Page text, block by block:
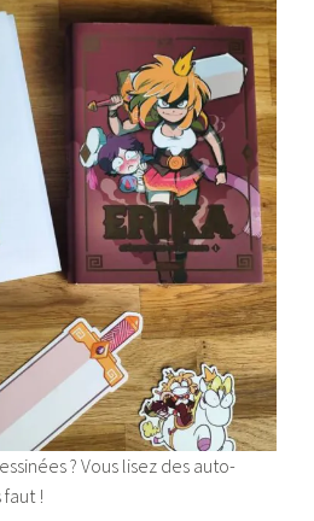
? Vous lisez des auto-
faut !